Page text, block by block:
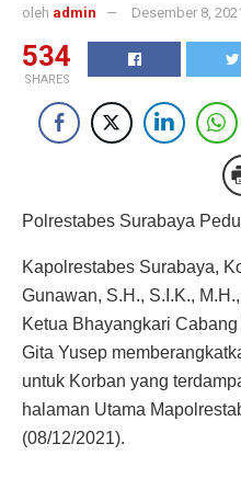
oleh admin Desember 8,
534
SHARES
Polrestabes Surabaya
Kapolrestabes Surabaya,
Gunawan, S.H., S.I.K.,
Ketua Bhayangkari
Gita Yusep
untuk Korban yang
halaman Utama
(08/12/2021).